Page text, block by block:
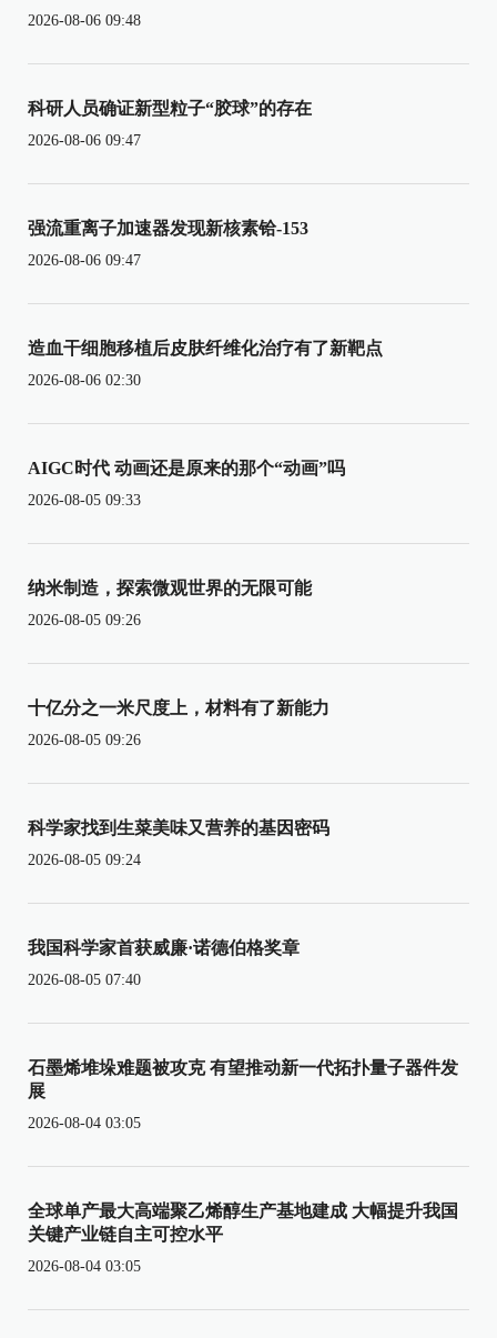
2026-08-06 09:48
科研人员确证新型粒子“胶球”的存在
2026-08-06 09:47
强流重离子加速器发现新核素铪-153
2026-08-06 09:47
造血干细胞移植后皮肤纤维化治疗有了新靶点
2026-08-06 02:30
AIGC时代 动画还是原来的那个“动画”吗
2026-08-05 09:33
纳米制造，探索微观世界的无限可能
2026-08-05 09:26
十亿分之一米尺度上，材料有了新能力
2026-08-05 09:26
科学家找到生菜美味又营养的基因密码
2026-08-05 09:24
我国科学家首获威廉·诺德伯格奖章
2026-08-05 07:40
石墨烯堆垛难题被攻克 有望推动新一代拓扑量子器件发
展
2026-08-04 03:05
全球单产最大高端聚乙烯醇生产基地建成 大幅提升我国
关键产业链自主可控水平
2026-08-04 03:05